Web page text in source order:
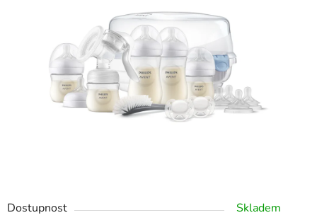
Dostupnost
Skladem
hvězdiček.